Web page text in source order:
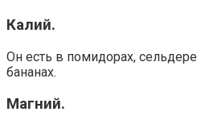
Калий.
Он есть в помидорах,
бананах.
Магний.